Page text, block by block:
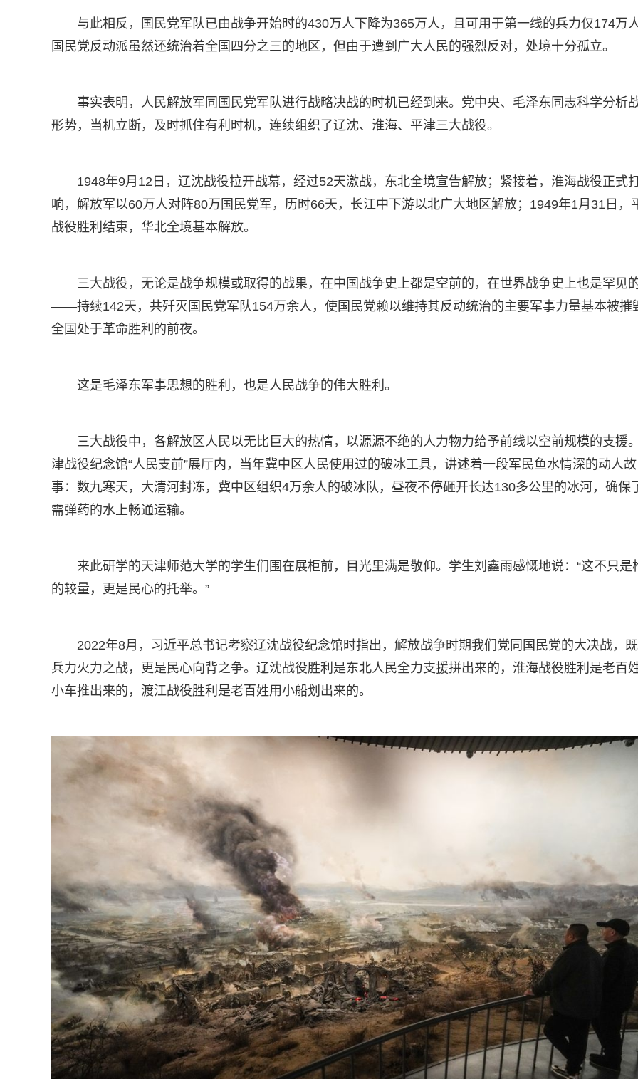
与此相反，国民党军队已由战争开始时的430万人下降为365万人，且可用于第一线的兵力仅174万人
国民党反动派虽然还统治着全国四分之三的地区，但由于遭到广大人民的强烈反对，处境十分孤立。
事实表明，人民解放军同国民党军队进行战略决战的时机已经到来。党中央、毛泽东同志科学分析
形势，当机立断，及时抓住有利时机，连续组织了辽沈、淮海、平津三大战役。
1948年9月12日，辽沈战役拉开战幕，经过52天激战，东北全境宣告解放；紧接着，淮海战役正式
响，解放军以60万人对阵80万国民党军，历时66天，长江中下游以北广大地区解放；1949年1月31日，
战役胜利结束，华北全境基本解放。
三大战役，无论是战争规模或取得的战果，在中国战争史上都是空前的，在世界战争史上也是罕见
——持续142天，共歼灭国民党军队154万余人，使国民党赖以维持其反动统治的主要军事力量基本被摧
全国处于革命胜利的前夜。
这是毛泽东军事思想的胜利，也是人民战争的伟大胜利。
三大战役中，各解放区人民以无比巨大的热情，以源源不绝的人力物力给予前线以空前规模的支援
津战役纪念馆“人民支前”展厅内，当年冀中区人民使用过的破冰工具，讲述着一段军民鱼水情深的动人故
事：数九寒天，大清河封冻，冀中区组织4万余人的破冰队，昼夜不停砸开长达130多公里的冰河，确保
需弹药的水上畅通运输。
来此研学的天津师范大学的学生们围在展柜前，目光里满是敬仰。学生刘鑫雨感慨地说：“这不只是
的较量，更是民心的托举。”
2022年8月，习近平总书记考察辽沈战役纪念馆时指出，解放战争时期我们党同国民党的大决战，
兵力火力之战，更是民心向背之争。辽沈战役胜利是东北人民全力支援拼出来的，淮海战役胜利是老百
小车推出来的，渡江战役胜利是老百姓用小船划出来的。